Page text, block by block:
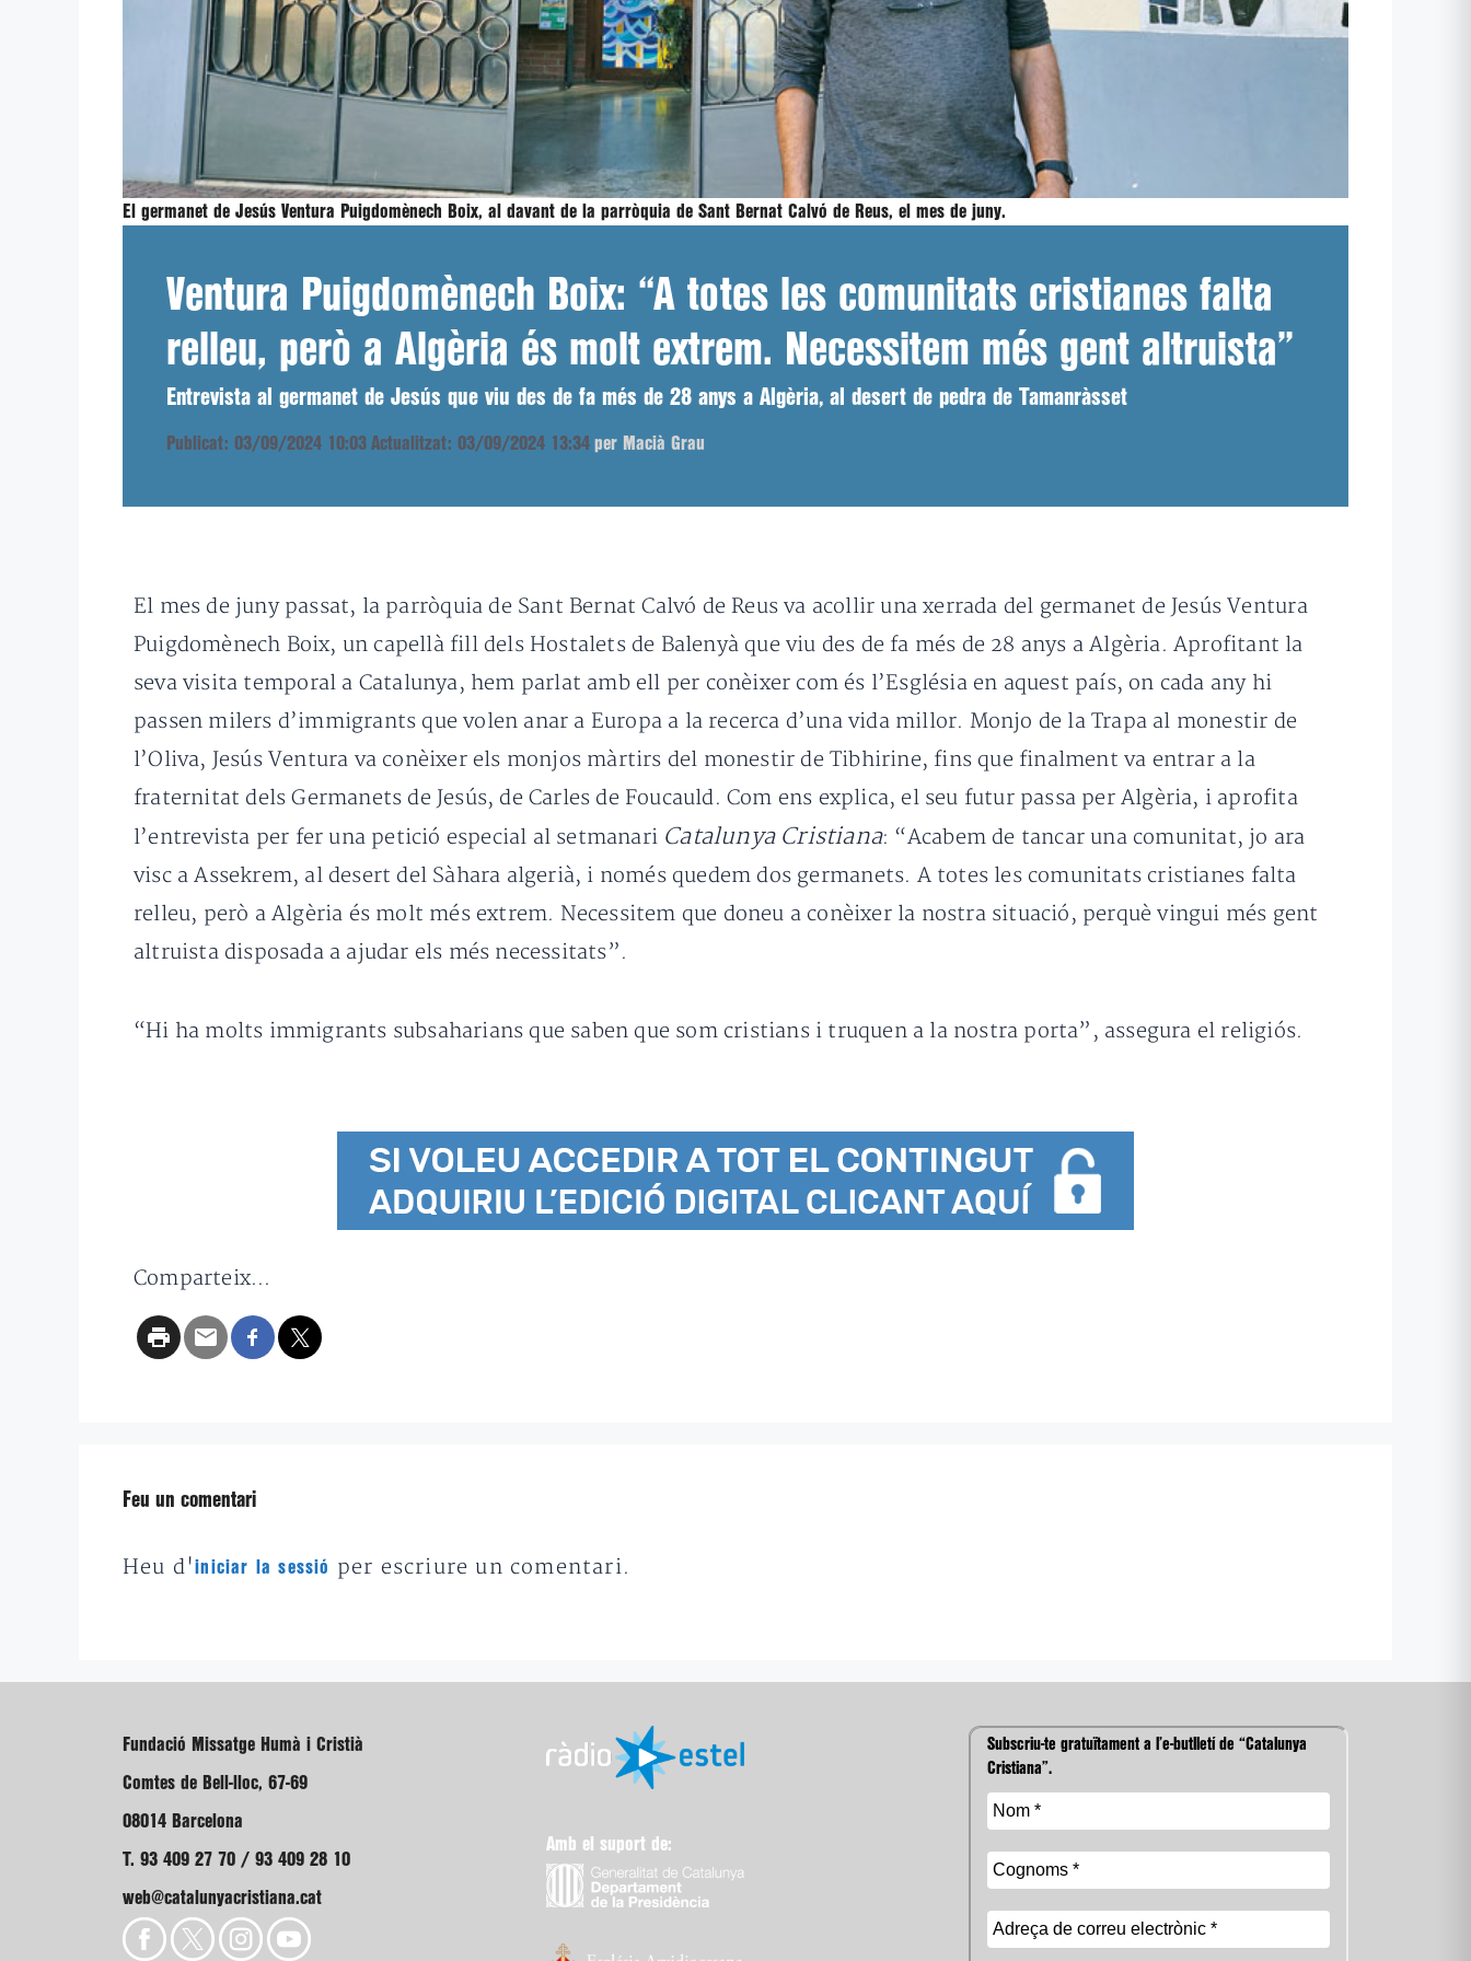
El germanet de Jesús Ventura Puigdomènech Boix, al davant de la parròquia de Sant Bernat Calvó de Reus, el mes de juny.
Ventura Puigdomènech Boix: “A totes les comunitats cristianes falta
relleu, però a Algèria és molt extrem. Necessitem més gent altruista”
Entrevista al germanet de Jesús que viu des de fa més de 28 anys a Algèria, al desert de pedra de Tamanràsset
Publicat: 03/09/2024 10:03 Actualitzat: 03/09/2024 13:34 per Macià Grau
El mes de juny passat, la parròquia de Sant Bernat Calvó de Reus va acollir una xerrada del germanet de Jesús Ventura
Puigdomènech Boix, un capellà fill dels Hostalets de Balenyà que viu des de fa més de 28 anys a Algèria. Aprofitant la
seva visita temporal a Catalunya, hem parlat amb ell per conèixer com és l’Església en aquest país, on cada any hi
passen milers d’immigrants que volen anar a Europa a la recerca d’una vida millor. Monjo de la Trapa al monestir de
l’Oliva, Jesús Ventura va conèixer els monjos màrtirs del monestir de Tibhirine, fins que finalment va entrar a la
fraternitat dels Germanets de Jesús, de Carles de Foucauld. Com ens explica, el seu futur passa per Algèria, i aprofita
l’entrevista per fer una petició especial al setmanari Catalunya Cristiana: “Acabem de tancar una comunitat, jo ara
visc a Assekrem, al desert del Sàhara algerià, i només quedem dos germanets. A totes les comunitats cristianes falta
relleu, però a Algèria és molt més extrem. Necessitem que doneu a conèixer la nostra situació, perquè vingui més gent
altruista disposada a ajudar els més necessitats”.
“Hi ha molts immigrants subsaharians que saben que som cristians i truquen a la nostra porta”, assegura el religiós.
Comparteix...
Feu un comentari
Heu d'iniciar la sessió per escriure un comentari.
Fundació Missatge Humà i Cristià
Comtes de Bell-lloc, 67-69
08014 Barcelona
T. 93 409 27 70 / 93 409 28 10
web@catalunyacristiana.cat
Amb el suport de:
Subscriu-te gratuïtament a l’e-butlletí de “Catalunya
Cristiana”.